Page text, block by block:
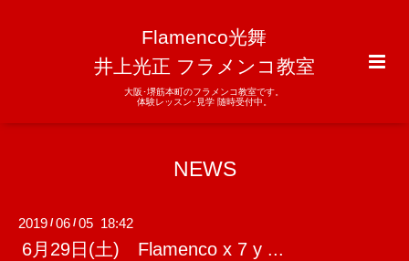
Flamenco光舞
井上光正 フラメンコ教室
大阪･堺筋本町のフラメンコ教室です。
体験レッスン･見学 随時受付中。
NEWS
2019 /06 /05 18:42
6月29日(土) Flamenco x 7 y ...